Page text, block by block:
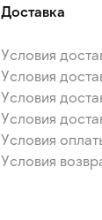
Доставка
Условия
Условия
Условия
Условия
Условия
Условия